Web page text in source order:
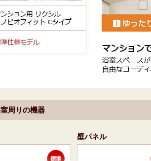
周りの機器
壁パネル